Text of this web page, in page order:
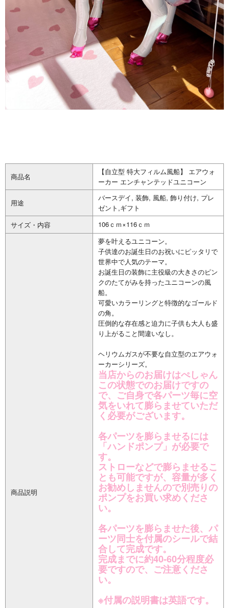
商品名
【自立型 特大フィルム風船】 エアウォ
ーカー エンチャンテッドユニコーン
用途
バースデイ, 装飾, 風船, 飾り付け, プレ
ゼント,ギフト
サイズ・内容
106ｃｍ×116ｃｍ
商品説明
夢を叶えるユニコーン。
子供達のお誕生日のお祝いにピッタリで
世界中で人気のテーマ。
お誕生日の装飾に主役級の大きさのピン
クのたてがみを持ったユニコーンの風
船。
可愛いカラーリングと特徴的なゴールド
の角。
圧倒的な存在感と迫力に子供も大人も盛
り上がること間違いなし。
ヘリウムガスが不要な自立型のエアウォ
ーカーシリーズ。
当店からのお届けはぺしゃん
この状態でのお届けですの
で、ご自身で各パーツ毎に空
気をいれて膨らませていただ
く必要がございます。
各パーツを膨らませるには
「ハンドポンプ」が必要で
す。
ストローなどで膨らませるこ
とも可能ですが、容量が多く
お勧めしませんので別売りの
ポンプをお買い求めくださ
い。
各パーツを膨らませた後、パ
ーツ同士を付属のシールで結
合して完成です。
完成までに約40-60分程度必
要ですので、ご注意くださ
い。
※付属の説明書は英語です。